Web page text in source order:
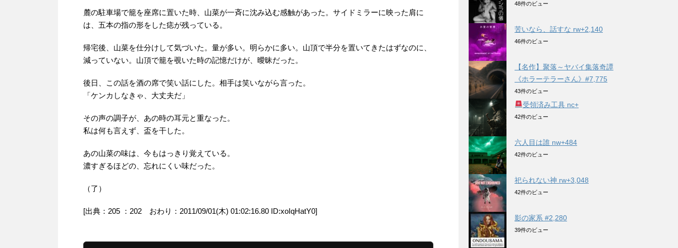
麓の駐車場で籠を座席に置いた時、山菜が一斉に沈み込む感触があった。サイドミラーに映った肩に
は、五本の指の形をした痣が残っている。
帰宅後、山菜を仕分けして気づいた。量が多い。明らかに多い。山頂で半分を置いてきたはずなのに、
減っていない。山頂で籠を覗いた時の記憶だけが、曖昧だった。
後日、この話を酒の席で笑い話にした。相手は笑いながら言った。
「ケンカしなきゃ、大丈夫だ」
その声の調子が、あの時の耳元と重なった。
私は何も言えず、盃を干した。
あの山菜の味は、今もはっきり覚えている。
濃すぎるほどの、忘れにくい味だった。
（了）
[出典：205 ：202 おわり：2011/09/01(木) 01:02:16.80 ID:xoIqHatY0]
48件のビュー
苦いなら、話すな rw+2,140
46件のビュー
【名作】聚落～ヤバイ集落奇譚
《ホラーテラーさん》#7,775
43件のビュー
受領済み工具 nc+
42件のビュー
六人目は誰 nw+484
42件のビュー
祀られない神 rw+3,048
42件のビュー
影の家系 #2,280
39件のビュー